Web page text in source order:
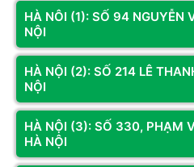
Độ ổn định và độ bền khi làm
Khác với nhu cầu giải trí, PC đồ
trong thời gian dài. Vì vậy, hệ
HÀ NÔI (1): SỐ 94 NGUYỄN
NỘI
HÀ NỘI (2): SỐ 214 LÊ
NỘI
HÀ NỘI (3): SỐ 330, PHẠM
HÀ NỘI